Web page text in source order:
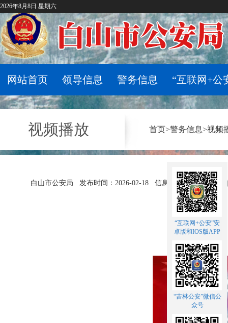
2026年8月8日 星期六
网站首页 领导信息 警务信息 “互联网+公
视频播放 首页>警务信息>视频
白山市公安局 发布时间：2026-02-18 信息来源：平安白山
“互联网+公安”安
卓版和IOS版APP
“吉林公安”微信公
众号